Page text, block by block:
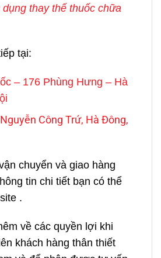
thay thế thuốc chữa
tại:
– 176 Phùng Hưng – Hà
Công Trứ, Hà Đông,
chuyển và giao hàng
tin chi tiết bạn có thể
.
về các quyền lợi khi
khách hàng thân thiết